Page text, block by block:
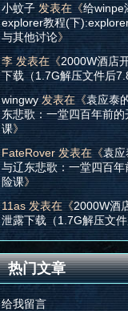
小蚊子发表在《给winpe
explorer教程(下
与其他讨论》
李发表在《2000W酒店
下载（1.7G解压文件后
wingwy发表在《袁应泰
东悲歌：一堂四百年前的
课》
FateRover发表在《袁应
与辽东悲歌：一堂四百年
险课》
11as发表在《2000W酒
泄露下载（1.7G解压文件
热门文章
给我留言